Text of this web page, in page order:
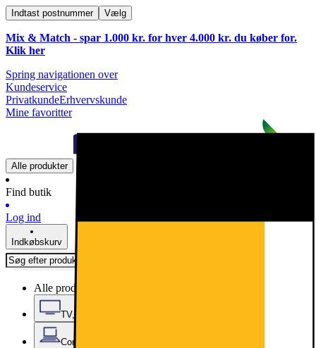
Indtast postnummer Vælg
Mix & Match - spar 1.000 kr. for hver 4.000 kr. du køber for.
Klik her
Spring navigationen over
Kundeservice
PrivatkundeErhvervskunde
Mine favoritter
Alle produkter
Find butik
Log ind
Indkøbskurv
Alle produkter
TV, Lyd & Smart Home
Computer & Kontor